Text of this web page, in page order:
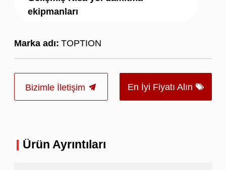
ekipmanları
Marka adı: TOPTION
Bizimle İletişim En İyi Fiyatı Alın
Ürün Ayrıntıları